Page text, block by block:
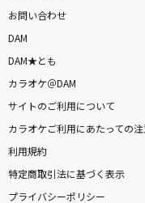
[生音]さよならエレ
菅田将暉
[生音]I Want You
The Jackson 5(The
お問い合わせ
DAM
DAM★とも
カラオケ＠DAM
サイトのご利用について
カラオケご利用にあたっての
利用規約
特定商取引法に基づく表示
プライバシーポリシー